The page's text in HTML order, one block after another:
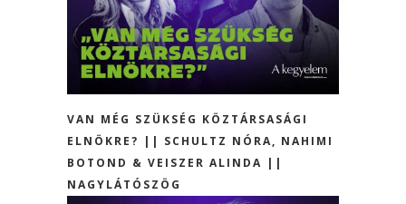
VAN MÉG SZÜKSÉG KÖZTÁRSASÁGI
ELNÖKRE? || SCHULTZ NÓRA, NAHIMI
BOTOND & VEISZER ALINDA ||
NAGYLÁTÓSZÖG